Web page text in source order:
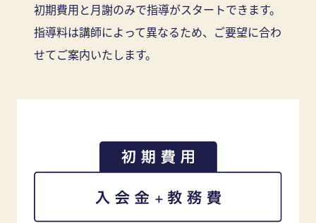
初期費用と月謝のみで指導がスタートできます。
指導料は講師によって異なるため、ご要望に合わ
せてご案内いたします。